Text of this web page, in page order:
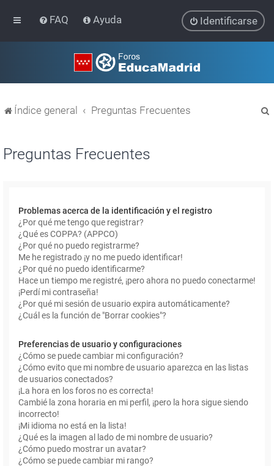
FAQ Ayuda Identificarse
Índice general Preguntas Frecuentes
Preguntas Frecuentes
Problemas acerca de la identificación y el registro
¿Por qué me tengo que registrar?
¿Qué es COPPA? (APPCO)
¿Por qué no puedo registrarme?
Me he registrado ¡y no me puedo identificar!
¿Por qué no puedo identificarme?
Hace un tiempo me registré, ¡pero ahora no puedo conectarme!
¡Perdí mi contraseña!
¿Por qué mi sesión de usuario expira automáticamente?
¿Cuál es la función de "Borrar cookies"?
Preferencias de usuario y configuraciones
¿Cómo se puede cambiar mi configuración?
¿Cómo evito que mi nombre de usuario aparezca en las listas
de usuarios conectados?
¡La hora en los foros no es correcta!
Cambié la zona horaria en mi perfil, ¡pero la hora sigue siendo
incorrecto!
¡Mi idioma no está en la lista!
¿Qué es la imagen al lado de mi nombre de usuario?
¿Cómo puedo mostrar un avatar?
¿Cómo se puede cambiar mi rango?